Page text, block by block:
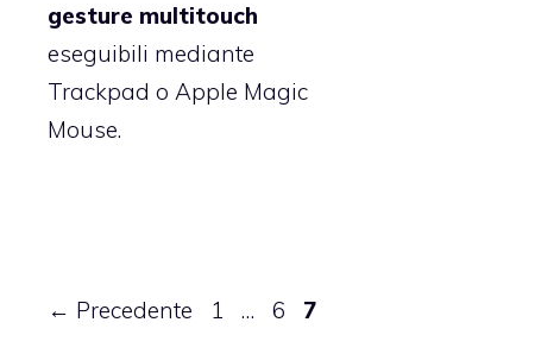
gesture multitouch
eseguibili mediante
Trackpad o Apple Magic
Mouse.
← Precedente Pagina
1 … Pagina
6 Pagina
7